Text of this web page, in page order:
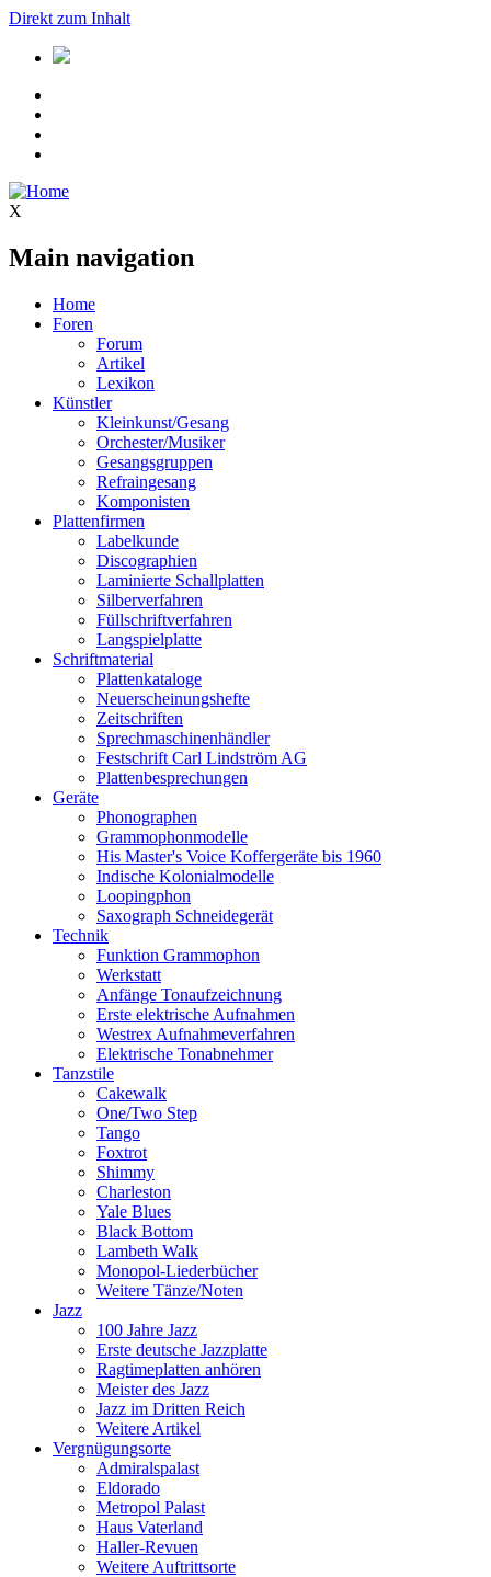
Direkt zum Inhalt
X
Main navigation
Home
Foren
Forum
Artikel
Lexikon
Künstler
Kleinkunst/Gesang
Orchester/Musiker
Gesangsgruppen
Refraingesang
Komponisten
Plattenfirmen
Labelkunde
Discographien
Laminierte Schallplatten
Silberverfahren
Füllschriftverfahren
Langspielplatte
Schriftmaterial
Plattenkataloge
Neuerscheinungshefte
Zeitschriften
Sprechmaschinenhändler
Festschrift Carl Lindström AG
Plattenbesprechungen
Geräte
Phonographen
Grammophonmodelle
His Master's Voice Koffergeräte bis 1960
Indische Kolonialmodelle
Loopingphon
Saxograph Schneidegerät
Technik
Funktion Grammophon
Werkstatt
Anfänge Tonaufzeichnung
Erste elektrische Aufnahmen
Westrex Aufnahmeverfahren
Elektrische Tonabnehmer
Tanzstile
Cakewalk
One/Two Step
Tango
Foxtrot
Shimmy
Charleston
Yale Blues
Black Bottom
Lambeth Walk
Monopol-Liederbücher
Weitere Tänze/Noten
Jazz
100 Jahre Jazz
Erste deutsche Jazzplatte
Ragtimeplatten anhören
Meister des Jazz
Jazz im Dritten Reich
Weitere Artikel
Vergnügungsorte
Admiralspalast
Eldorado
Metropol Palast
Haus Vaterland
Haller-Revuen
Weitere Auftrittsorte